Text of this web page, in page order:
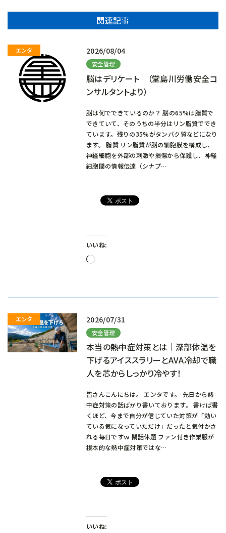
関連記事
2026/08/04
安全管理
脳はデリケート （堂島川労働安全コ
ンサルタントより）
脳は何でできているのか？ 脳の65%は脂質で
できていて、そのうちの半分はリン脂質ででき
ています。残りの35%がタンパク質などになり
ます。 脂質 リン脂質が脳の細胞膜を構成し、
神経細胞を外部の刺激や損傷から保護し、神経
細胞間の情報伝達（シナプ…
いいね:
読
2026/07/31
安全管理
本当の熱中症対策とは｜深部体温を
下げるアイススラリーとAVA冷却で職
人を芯からしっかり冷やす！
皆さんこんにちは。 エンタです。 先日から熱
中症対策の話ばかり書いております。 書けば書
くほど、今まで自分が信じていた対策が「効い
ている気になっていただけ」だったと気付かさ
れる毎日ですｗ 閑話休題 ファン付き作業服が
根本的な熱中症対策ではな…
いいね: